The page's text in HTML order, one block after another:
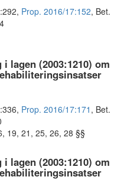
Prop. 2016/17:152, Bet.
lagen (2003:1210) om
Prop. 2016/17:171 , Bet.
19, 21, 25, 26, 28 §§
lagen (2003:1210) om